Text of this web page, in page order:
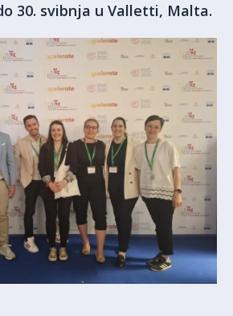
30. svibnja u Valletti, Malta.